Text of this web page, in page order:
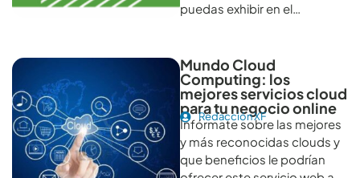
puedas exhibir en el…
Mundo Cloud
Computing: los
mejores servicios cloud
para tu negocio online
Redacción XF
Infórmate sobre las mejores
y más reconocidas clouds y
que beneficios le podrían